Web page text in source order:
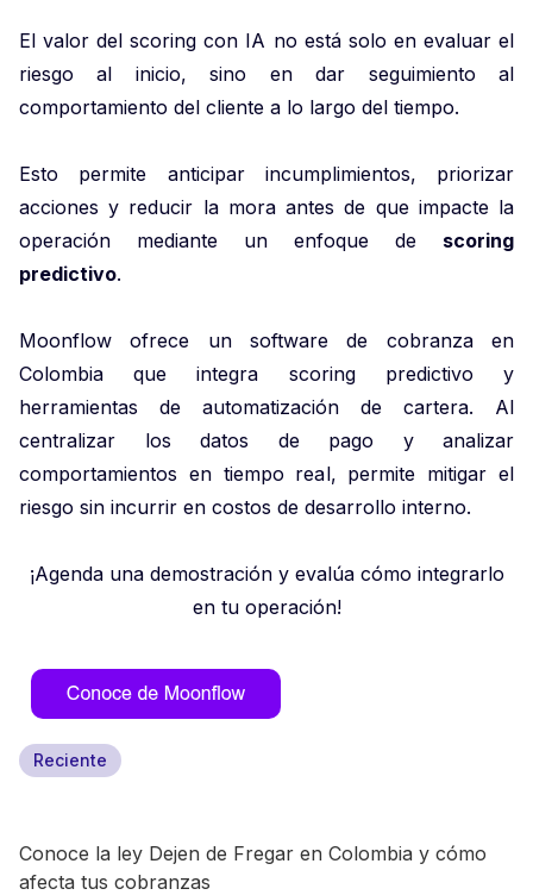
El valor del scoring con IA no está solo en evaluar el
riesgo al inicio, sino en dar seguimiento al
comportamiento del cliente a lo largo del tiempo.
Esto permite anticipar incumplimientos, priorizar
acciones y reducir la mora antes de que impacte la
operación mediante un enfoque de scoring
predictivo.
Moonflow ofrece un software de cobranza en
Colombia que integra scoring predictivo y
herramientas de automatización de cartera. Al
centralizar los datos de pago y analizar
comportamientos en tiempo real, permite mitigar el
riesgo sin incurrir en costos de desarrollo interno.
¡Agenda una demostración y evalúa cómo integrarlo
en tu operación!
Reciente
Conoce la ley Dejen de Fregar en Colombia y cómo
afecta tus cobranzas